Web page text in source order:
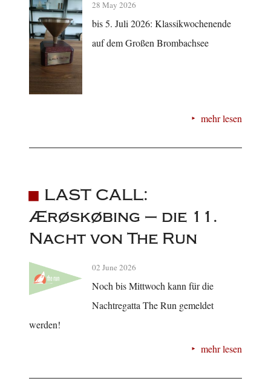
28 May 2026
bis 5. Juli 2026: Klassikwochenende
auf dem Großen Brombachsee
mehr lesen
LAST CALL:
Ærøskøbing – die 11.
Nacht von The Run
02 June 2026
Noch bis Mittwoch kann für die
Nachtregatta The Run gemeldet
werden!
mehr lesen